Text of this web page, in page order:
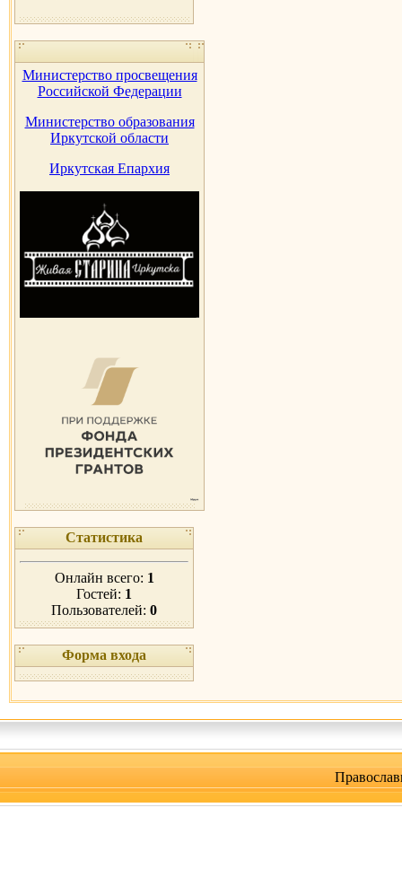
Министерство просвещения
Российской Федерации
Министерство образования
Иркутской области
Иркутская Епархия
Статистика
Онлайн всего: 1
Гостей: 1
Пользователей: 0
Форма входа